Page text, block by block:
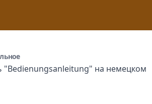
"Bedienungsanleitung" на немецком